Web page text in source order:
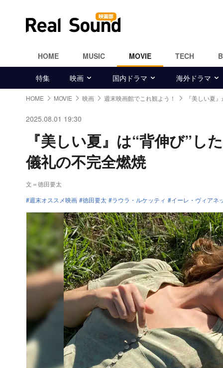
HOME MUSIC MOVIE TECH
特集 映画 国内ドラマ 海外ドラマ
HOME MOVIE 映画 週末映画館でこれ観よう！ 『美しい夏
2025.08.01 19:30
『美しい夏』は“背伸び”
儀礼の不完全燃焼
文＝徳田要太
週末オススメ映画
徳田要太 ラウラ・ルケッティ イーレ・ヴィアネ